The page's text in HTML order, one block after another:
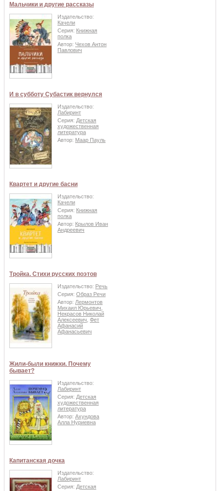
Мальчики и другие рассказы
Издательство:
Качели
Серия: Книжная
полка
Автор: Чехов Антон
Павлович
И в субботу Субастик вернулся
Издательство:
Лабиринт
Серия: Детская
художественная
литература
Автор: Маар Пауль
Квартет и другие басни
Издательство:
Качели
Серия: Книжная
полка
Автор: Крылов Иван
Андреевич
Тройка. Стихи русских поэтов
Издательство: Речь
Серия: Образ Речи
Автор: Лермонтов
Михаил Юрьевич
Некрасов Николай
Алексеевич Фет
Афанасий
Афанасьевич
Жили-были книжки. Почему
бывает?
Издательство:
Лабиринт
Серия: Детская
художественная
литература
Автор: Ахундова
Алла Нуриевна
Капитанская дочка
Издательство:
Лабиринт
Серия: Детская